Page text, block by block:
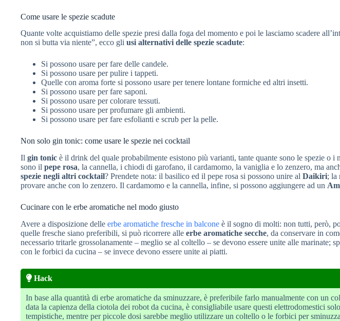
Come usare le spezie scadute
Quante volte acquistiamo delle spezie presi dalla foga del momento e poi le lasciamo scadere
non si butta via niente”, ecco gli usi alternativi delle spezie scadute:
Si possono usare per fare delle candele.
Si possono usare per pulire i tappeti.
Quelle con aroma forte si possono usare per tenere lontane formiche ed altri insetti.
Si possono usare per fare saponi.
Si possono usare per colorare tessuti.
Si possono usare per profumare gli ambienti.
Si possono usare per fare esfolianti e scrub per la pelle.
Non solo gin tonic: come usare le spezie nei cocktail
Il gin tonic è il drink del quale probabilmente esistono più varianti, tante quante sono le spezie o
sono il pepe rosa, la cannella, i chiodi di garofano, il cardamomo, la vaniglia e lo zenzero, ma
spezie negli altri cocktail? Prendete nota: il basilico ed il pepe rosa si possono unire al Daikiri; la
provare anche con lo zenzero. Il cardamomo e la cannella, infine, si possono aggiungere ad un
Cucinare con le erbe aromatiche nel modo giusto
Avere a disposizione delle erbe aromatiche fresche in balcone è il sogno di molti: non tutti, però,
quelle fresche siano preferibili, si può ricorrere alle erbe aromatiche secche, da conservare in
necessario tritarle grossolanamente – meglio se al coltello – se devono essere unite alle marinate;
con le forbici da cucina – se invece devono essere unite ai piatti.
Hack
In base alla quantità di erbe aromatiche da sminuzzare, è preferibile farlo manualmente con un
data la capienza della ciotola dei robot da cucina, è consigliabile usare questi elettrodomestici
tempistiche, mentre per piccole dosi sarebbe meglio utilizzare un coltello o le forbici per